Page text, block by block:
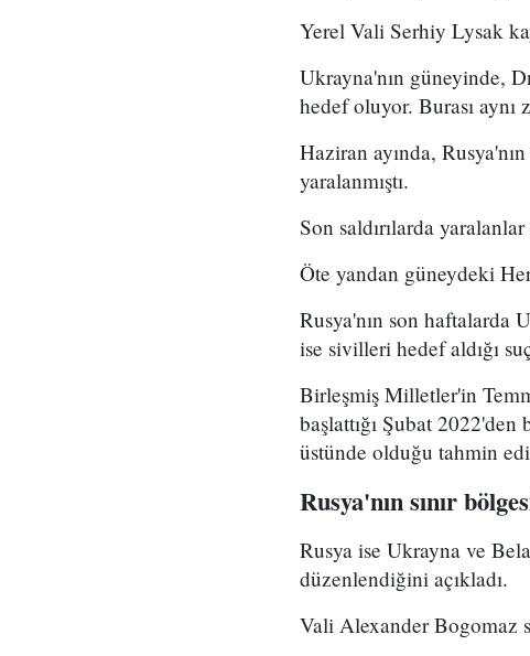
Yerel Vali Serhiy Lysak
Ukrayna'nın güneyinde,
hedef oluyor. Burası
Haziran ayında,
yaralanmıştı.
Son saldırılarda
Öte yandan güneydeki
Rusya'nın son haftalarda
ise sivilleri hedef aldığı
Birleşmiş Milletler'in
başlattığı Şubat
üstünde olduğu tahmin
Rusya'nın sınır
Rusya ise Ukrayna ve
düzenlendiğini açıkladı.
Vali Alexander Bogomaz